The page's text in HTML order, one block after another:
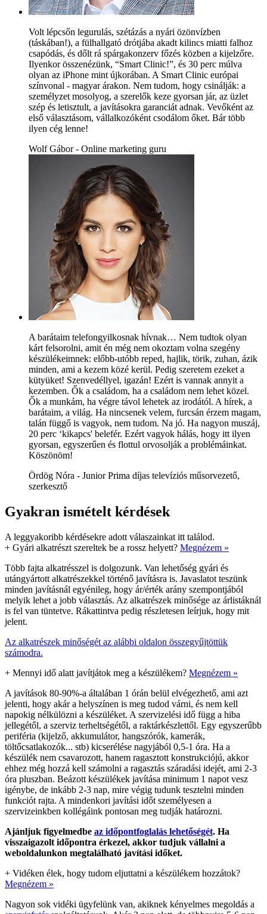
Volt lépcsőn legurulás, szétázás a nyári özönvízben
(táskában!), a fülhallgató drótjába akadt kilincs miatti falhoz
csapódás, és dőlt rá spárgakonzerv főzés közben a kijelzőre.
Ilyenkor összenézünk, “Smart Clinic!”, és 30 perc múlva
olyan az iPhone mint újkorában. A Smart Clinic európai
színvonal - magyar árakon. Nem tudom, hogy csinálják: a
személyzet mosolyog, a szerelők keze gyorsan jár, az üzlet
szép és letisztult, a javításokra garanciát adnak. Vevőként az
első választásom, vállalkozóként csodálom őket. Bár több
ilyen cég lenne!
Wolf Gábor - Online marketing guru
A barátaim telefongyilkosnak hívnak… Nem tudtok olyan
kárt felsorolni, amit én még nem okoztam volna szegény
készülékeimnek: előbb-utóbb reped, hajlik, törik, zuhan, ázik
minden, ami a kezem közé kerül. Pedig szeretem ezeket a
kütyüket! Szenvedéllyel, igazán! Ezért is vannak annyit a
kezemben. Ők a családom, ha a családom nem lehet közel.
Ők a munkám, ha végre távol lehetek az irodától. A hírek, a
barátaim, a világ. Ha nincsenek velem, furcsán érzem magam,
talán függő is vagyok, nem tudom. Na jó. Ha nagyon muszáj,
20 perc ‘kikapcs' belefér. Ezért vagyok hálás, hogy itt ilyen
gyorsan, egyszerűen és flottul orvosolják a problémáinkat.
Köszönöm!
Ördög Nóra - Junior Prima díjas televíziós műsorvezető,
szerkesztő
Gyakran ismételt kérdések
A leggyakoribb kérdésekre adott válaszainkat itt találod.
+ Gyári alkatrészt szereltek be a rossz helyett? Megnézem »
Több fajta alkatrésszel is dolgozunk. Van lehetőség gyári és
utángyártott alkatrészekkel történő javításra is. Javaslatot teszünk
minden javításnál egyénileg, hogy ár/érték arány szempontjából
melyik lehet a jobb választás. Az alkatrészek minősége az árlistáknál
is fel van tüntetve. Rákattintva pedig részletesen leírjuk, hogy mit
jelent.
Az alkatrészek minőségét az alábbi oldalon összegyűjtöttük
számodra.
+ Mennyi idő alatt javítjátok meg a készülékem? Megnézem »
A javítások 80-90%-a általában 1 órán belül elvégezhető, ami azt
jelenti, hogy akár a helyszínen is meg tudod várni, és nem kell
napokig nélkülözni a készüléket. A szervizelési idő függ a hiba
jellegétől, a szerviz terheltségétől, a raktárkészlettől. Egy egyszerűbb
periféria (kijelző, akkumulátor, hangszórók, kamerák,
töltőcsatlakozók... stb) kicserélése nagyjából 0,5-1 óra. Ha a
készülék nem csavarozott, hanem ragasztott konstrukciójú, akkor
ehhez még hozzá kell számolni a ragasztás száradási idejét, ami 2-3
óra pluszban. Beázott készülékek javítása minimum 1 napot vesz
igénybe, de inkább 2-3 nap, mire végig tudunk tesztelni minden
funkciót rajta. A mindenkori javítási időt személyesen a
szervizeinkben kollégáink pontosan meg tudják határozni.
Ajánljuk figyelmedbe az időpontfoglalás lehetőségét. Ha
visszaigazolt időpontra érkezel, akkor tudjuk vállalni a
weboldalunkon megtalálható javítási időket.
+ Vidéken élek, hogy tudom eljuttatni a készülékem hozzátok?
Megnézem »
Nagyon sok vidéki ügyfelünk van, akiknek kényelmes megoldás a